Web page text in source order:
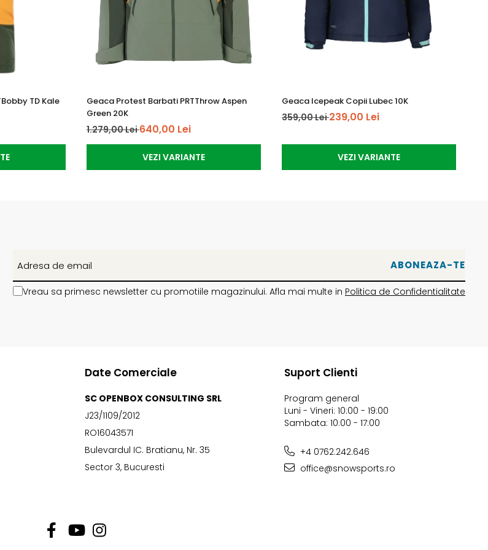
TD Kale
Geaca Protest Barbati PRTThrow Aspen
Green 20K
1.279,00 Lei640,00 Lei
VEZI VARIANTE
Geaca Icepeak Copii Lubec 10K
359,00 Lei239,00 Lei
VEZI VARIANTE
Vreau sa primesc newsletter cu promotiile magazinului. Afla mai multe in Politica de Confidentialitate
Date Comerciale
SC OPENBOX CONSULTING SRL
J23/1109/2012
RO16043571
Bulevardul IC. Bratianu, Nr. 35
Sector 3, Bucuresti
Suport Clienti
Program general
Luni - Vineri: 10:00 - 19:00
Sambata: 10:00 - 17:00
+4 0762.242.646
office@snowsports.ro